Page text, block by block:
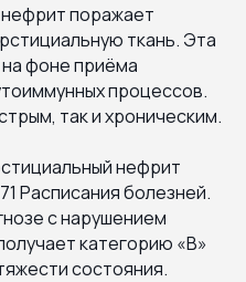
поражает
ткань. Эта
фоне приёма
процессов.
так и хроническим.
нефрит
Расписания болезней.
с нарушением
категорию «В»
состояния.